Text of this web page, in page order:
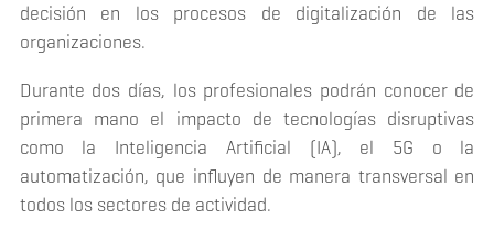
decisión en los procesos de digitalización de las
organizaciones.
Durante dos días, los profesionales podrán conocer de
primera mano el impacto de tecnologías disruptivas
como la Inteligencia Artificial (IA), el 5G o la
automatización, que influyen de manera transversal en
todos los sectores de actividad.